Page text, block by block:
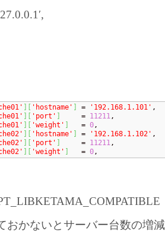
] [ 'hostname' ] = '192.168.1.101'
] [ 'port' ]
     =
11211
] [ 'weight' ]
   =
0
] [ 'hostname' ] = '192.168.1.102'
] [ 'port' ]
     =
11211
] [ 'weight' ]
   =
0 ,
おかないとサーバー台数の増